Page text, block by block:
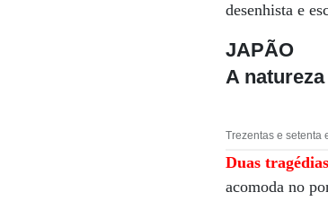
desenhista e
JAPÃO
A
Trezentas e setenta
Duas
acomoda no